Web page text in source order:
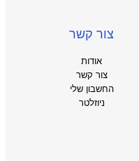
צור קשר
אודות
צור קשר
החשבון שלי
ניוזלטר